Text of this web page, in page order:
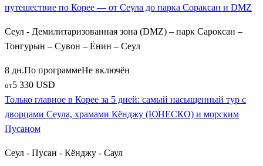
путешествие по Корее — от Сеула до парка Сораксан и DMZ
Сеул - Демилитаризованная зона (DMZ) – парк Сароксан –
Тонгурын – Сувон – Ёнин – Сеул
8 дн.По программеНе включён
от5 330 USD
Только главное в Корее за 5 дней: самый насыщенный тур с
дворцами Сеула, храмами Кёнджу (ЮНЕСКО) и морским
Пусаном
Сеул - Пусан - Кёнджу - Саул